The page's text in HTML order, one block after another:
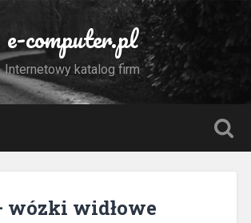
e-computer.pl
Internetowy katalog firm
wózki widłowe